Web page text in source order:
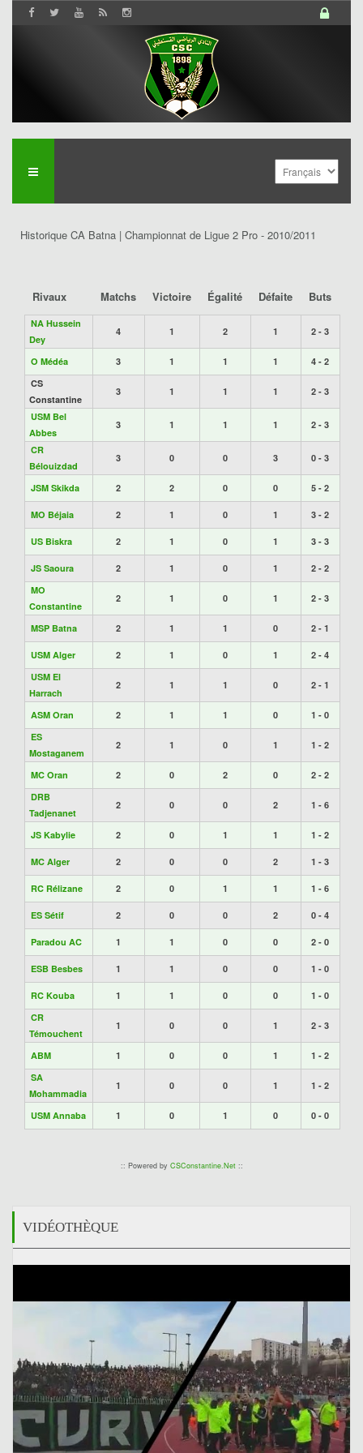
Historique CA Batna | Championnat de Ligue 2 Pro - 2010/2011
Rivaux Matchs Victoire Égalité Défaite Buts
NA Hussein
Dey
4 1 2 1 2 - 3
O Médéa 3 1 1 1
4 - 2
CS
Constantine
3 1 1 1 2 - 3
USM Bel
Abbes
3 1 1 1 2 - 3
CR
Bélouizdad
3 0 0 3 0 - 3
JSM Skikda 2 2 0 0 5 - 2
MO Béjaia 2 1 0 1 3 - 2
US Biskra 2 1 0 1 3 - 3
JS Saoura 2 1 0 1
2 - 2
MO
Constantine
2 1 0 1 2 - 3
MSP Batna 2 1 1 0 2 - 1
USM Alger 2 1 0 1
2 - 4
USM El
Harrach
2 1 1 0 2 - 1
ASM Oran 2 1 1 0
1 - 0
ES
Mostaganem
2 1 0 1 1 - 2
MC Oran 2 0 2 0
2 - 2
DRB
Tadjenanet
2 0 0 2 1 - 6
JS Kabylie 2 0 1 1 1 - 2
MC Alger 2 0 0 2 1 - 3
RC Rélizane 2 0 1 1 1 - 6
ES Sétif 2 0 0 2 0 - 4
Paradou AC 1 1 0 0 2 - 0
ESB Besbes 1 1 0 0 1 - 0
RC Kouba 1 1 0 0
1 - 0
CR
Témouchent
1 0 0 1 2 - 3
ABM 1 0 0 1
1 - 2
SA
Mohammadia
1 0 0 1 1 - 2
USM Annaba 1 0 1 0 0 - 0
:: Powered by CSConstantine.Net::
VIDÉOTHÈQUE